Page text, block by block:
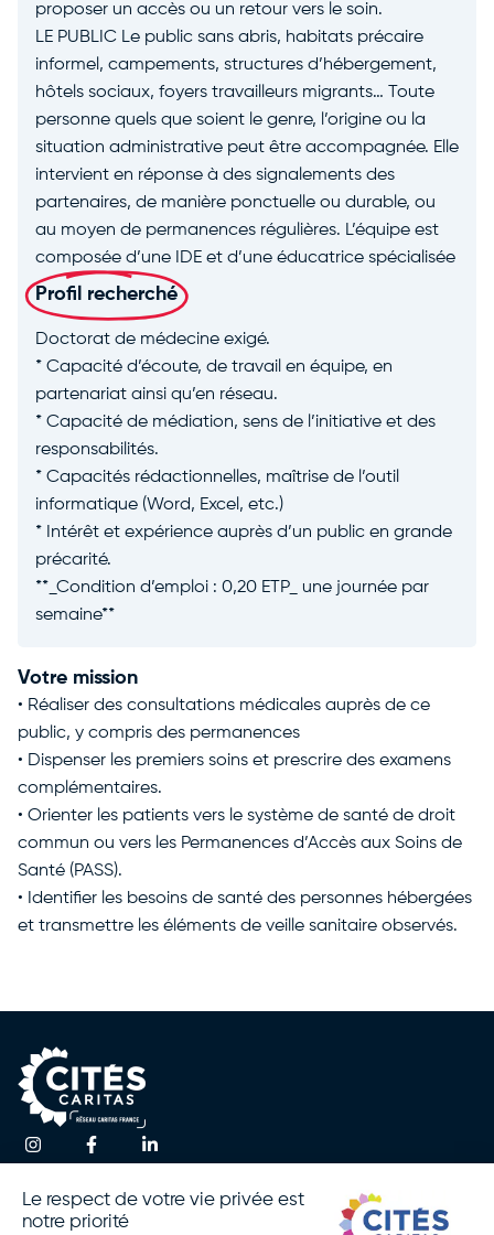
proposer un accès ou un retour vers le soin.
LE PUBLIC Le public sans abris, habitats précaire
informel, campements, structures d’hébergement,
hôtels sociaux, foyers travailleurs migrants… Toute
personne quels que soient le genre, l’origine ou la
situation administrative peut être accompagnée. Elle
intervient en réponse à des signalements des
partenaires, de manière ponctuelle ou durable, ou
au moyen de permanences régulières. L’équipe est
composée d’une IDE et d’une éducatrice spécialisée
Profil recherché
Doctorat de médecine exigé.
* Capacité d’écoute, de travail en équipe, en
partenariat ainsi qu’en réseau.
* Capacité de médiation, sens de l’initiative et des
responsabilités.
* Capacités rédactionnelles, maîtrise de l’outil
informatique (Word, Excel, etc.)
* Intérêt et expérience auprès d’un public en grande
précarité.
**_Condition d’emploi : 0,20 ETP_ une journée par
semaine**
Votre mission
• Réaliser des consultations médicales auprès de ce
public, y compris des permanences
• Dispenser les premiers soins et prescrire des examens
complémentaires.
• Orienter les patients vers le système de santé de droit
commun ou vers les Permanences d’Accès aux Soins de
Santé (PASS).
• Identifier les besoins de santé des personnes hébergées
et transmettre les éléments de veille sanitaire observés.
Notre
Contactez-nous